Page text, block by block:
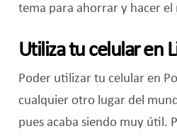
tema para ahorrar y hacer el
Utiliza tu celular en
Poder utilizar tu celular en
cualquier otro lugar del
pues acaba siendo muy útil.